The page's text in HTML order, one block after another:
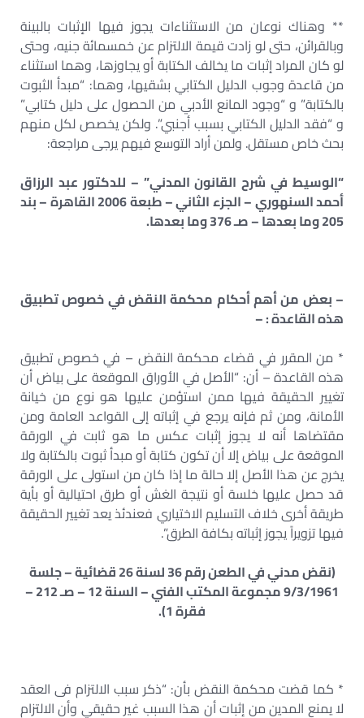
** وهناك نوعان من الاستثناءات يجوز فيها الإثبات بالبينة
وبالقرائن، حتى لو زادت قيمة الالتزام عن خمسمائة جنيه، وحتى
لو كان المراد إثبات ما يخالف الكتابة أو يجاوزها، وهما استثناء
من قاعدة وجوب الدليل الكتابي بشقيها، وهما: “مبدأ الثبوت
بالكتابة” و “وجود المانع الأدبي من الحصول على دليل كتابي”
و “فقد الدليل الكتابي بسبب أجنبي”. ولكن يخصص لكل منهم
بحث خاص مستقل. ولمن أراد التوسع فيهم يرجى مراجعة:
“الوسيط في شرح القانون المدني” – للدكتور عبد الرزاق
أحمد السنهوري – الجزء الثاني – طبعة 2006 القاهرة – بند
205 وما بعدها – صـ 376 وما بعدها.
– بعض من أهم أحكام محكمة النقض في خصوص تطبيق
هذه القاعدة : –
* من المقرر في قضاء محكمة النقض – في خصوص تطبيق
هذه القاعدة – أن: “الأصل في الأوراق الموقعة على بياض أن
تغيير الحقيقة فيها ممن استؤمن عليها هو نوع من خيانة
الأمانة، ومن ثم فإنه يرجع في إثباته إلى القواعد العامة ومن
مقتضاها أنه لا يجوز إثبات عكس ما هو ثابت في الورقة
الموقعة على بياض إلا أن تكون كتابة أو مبدأ ثبوت بالكتابة ولا
يخرج عن هذا الأصل إلا حالة ما إذا كان من استولى على الورقة
قد حصل عليها خلسة أو نتيجة الغش أو طرق احتيالية أو بأية
طريقة أخرى خلاف التسليم الاختياري فعندئذ يعد تغيير الحقيقة
فيها تزويراً يجوز إثباته بكافة الطرق”.
(نقض مدني في الطعن رقم 36 لسنة 26 قضائية – جلسة
9/3/1961 مجموعة المكتب الفني – السنة 12 – صـ 212 –
فقرة 1).
* كما قضت محكمة النقض بأن: “ذكر سبب الالتزام فى العقد
لا يمنع المدين من إثبات أن هذا السبب غير حقيقي وأن الالتزام